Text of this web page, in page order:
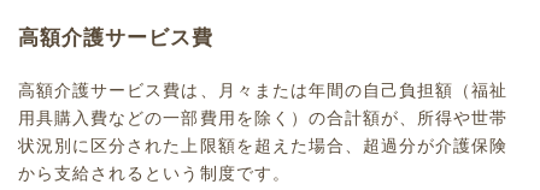
高額介護サービス費
高額介護サービス費は、月々または年間の自己負担額（福祉
用具購入費などの一部費用を除く）の合計額が、所得や世帯
状況別に区分された上限額を超えた場合、超過分が介護保険
から支給されるという制度です。